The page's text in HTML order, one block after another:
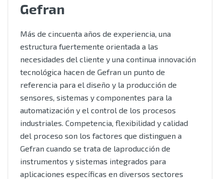
Gefran
Más de cincuenta años de experiencia, una
estructura fuertemente orientada a las
necesidades del cliente y una continua innovación
tecnológica hacen de Gefran un punto de
referencia para el diseño y la producción de
sensores, sistemas y componentes para la
automatización y el control de los procesos
industriales. Competencia, flexibilidad y calidad
del proceso son los factores que distinguen a
Gefran cuando se trata de laproducción de
instrumentos y sistemas integrados para
aplicaciones específicas en diversos sectores